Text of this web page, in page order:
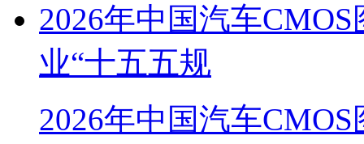
2026年中国汽车
业“十五五规
2026年中国汽车